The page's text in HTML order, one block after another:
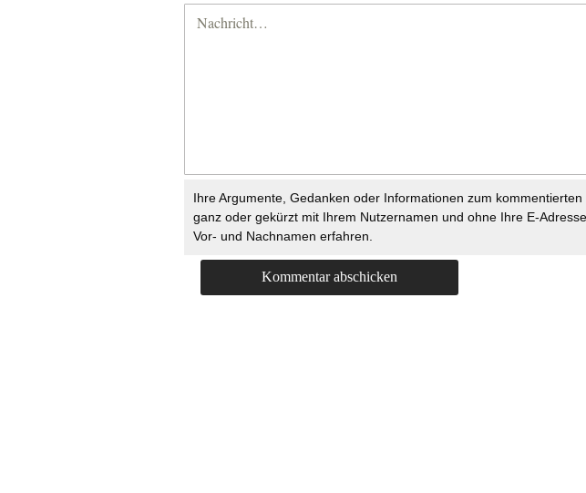
Ihre Argumente, Gedanken oder Informationen zum
ganz oder gekürzt mit Ihrem Nutzernamen und ohne Ihre E-
Vor- und Nachnamen erfahren.